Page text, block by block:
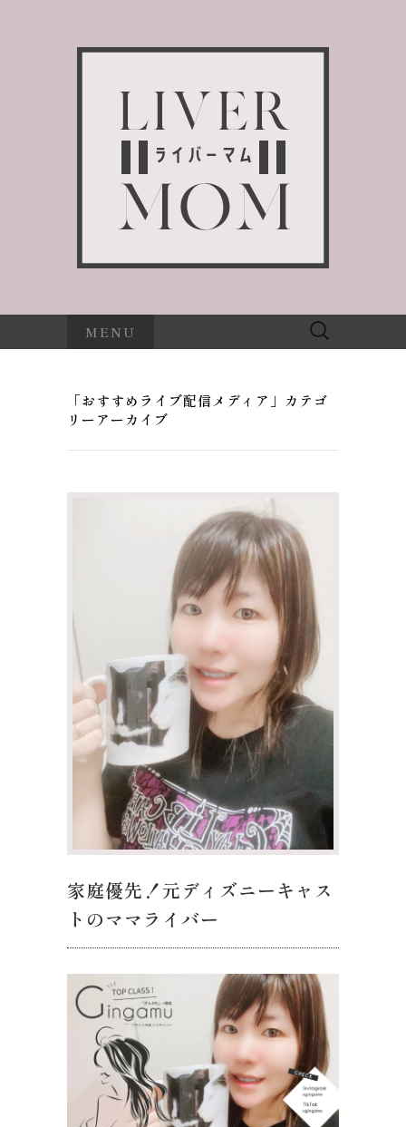
MENU
検
索:
「おすすめライブ配信メディア」カテゴ
リーアーカイブ
家庭優先！元ディズニーキャス
トのママライバー